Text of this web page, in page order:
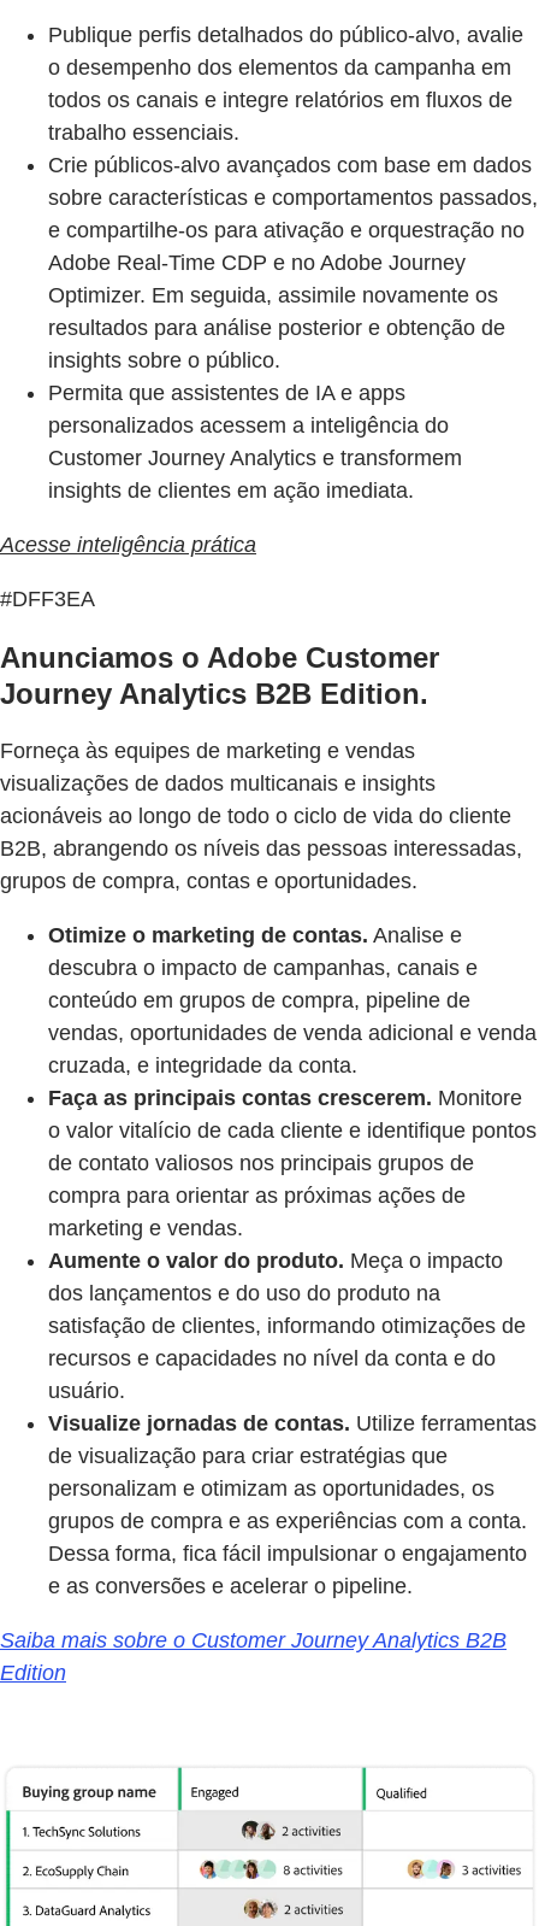
Publique perfis detalhados do público-alvo, avalie
o desempenho dos elementos da campanha em
todos os canais e integre relatórios em fluxos de
trabalho essenciais.
Crie públicos-alvo avançados com base em dados
sobre características e comportamentos passados,
e compartilhe-os para ativação e orquestração no
Adobe Real-Time CDP e no Adobe Journey
Optimizer. Em seguida, assimile novamente os
resultados para análise posterior e obtenção de
insights sobre o público.
Permita que assistentes de IA e apps
personalizados acessem a inteligência do
Customer Journey Analytics e transformem
insights de clientes em ação imediata.
Acesse inteligência prática
#DFF3EA
Anunciamos o Adobe Customer
Journey Analytics B2B Edition.
Forneça às equipes de marketing e vendas
visualizações de dados multicanais e insights
acionáveis ao longo de todo o ciclo de vida do cliente
B2B, abrangendo os níveis das pessoas interessadas,
grupos de compra, contas e oportunidades.
Otimize o marketing de contas. Analise e
descubra o impacto de campanhas, canais e
conteúdo em grupos de compra, pipeline de
vendas, oportunidades de venda adicional e venda
cruzada, e integridade da conta.
Faça as principais contas crescerem. Monitore
o valor vitalício de cada cliente e identifique pontos
de contato valiosos nos principais grupos de
compra para orientar as próximas ações de
marketing e vendas.
Aumente o valor do produto. Meça o impacto
dos lançamentos e do uso do produto na
satisfação de clientes, informando otimizações de
recursos e capacidades no nível da conta e do
usuário.
Visualize jornadas de contas. Utilize ferramentas
de visualização para criar estratégias que
personalizam e otimizam as oportunidades, os
grupos de compra e as experiências com a conta.
Dessa forma, fica fácil impulsionar o engajamento
e as conversões e acelerar o pipeline.
Saiba mais sobre o Customer Journey Analytics B2B
Edition